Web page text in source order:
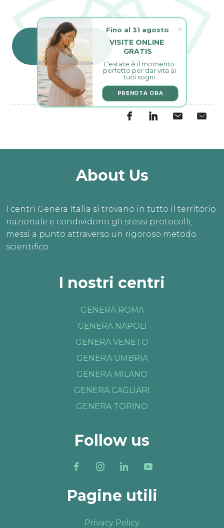
Prenota una
visita
About Us
I centri Genera Italia si trovano in tutto il territorio
nazionale e condividono gli stessi protocolli,
messi a punto attraverso un rigoroso metodo
scientifico.
I nostri centri
GENERA ROMA
GENERA NAPOLI
GENERA VENETO
GENERA UMBRIA
GENERA MILANO
GENERA CAGLIARI
GENERA TORINO
Follow us
Pagine utili
Privacy Policy
VISITE ONLINE
GRATIS
L’estate è il momento
perfetto per dar vita ai
tuoi sogni.
PRENOTA ORA
Fino al 31 agosto